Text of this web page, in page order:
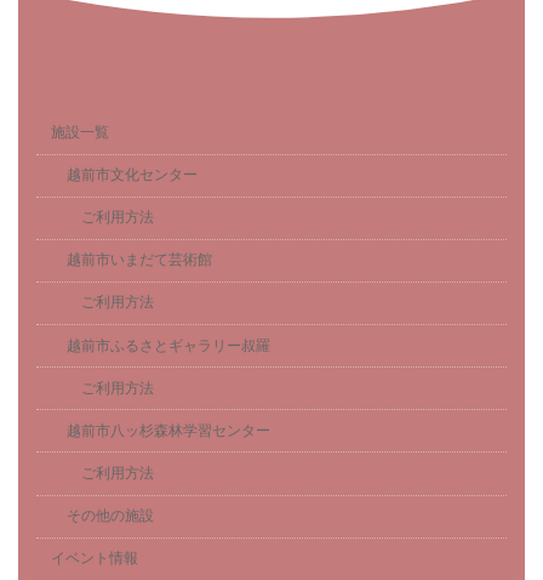
施設一覧
越前市文化センター
ご利用方法
越前市いまだて芸術館
ご利用方法
越前市ふるさとギャラリー叔羅
ご利用方法
越前市八ッ杉森林学習センター
ご利用方法
その他の施設
イベント情報